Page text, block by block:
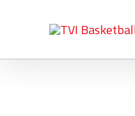
springen
navigation